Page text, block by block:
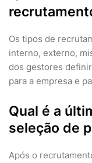
Os tipos de
interno, externo,
dos gestores
para a empresa e
Qual é a
seleção de
Após o